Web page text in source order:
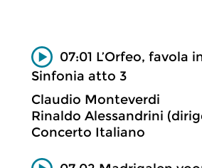
07:01 L’Orfeo, favola
Sinfonia atto 3
Claudio Monteverdi
Rinaldo Alessandrini
Concerto Italiano